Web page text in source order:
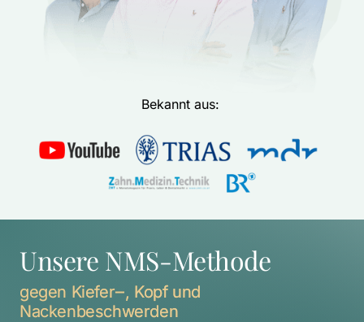
Bekannt aus:
Unsere NMS-Methode
gegen Kiefer‒, Kopf
Nackenbeschwerden